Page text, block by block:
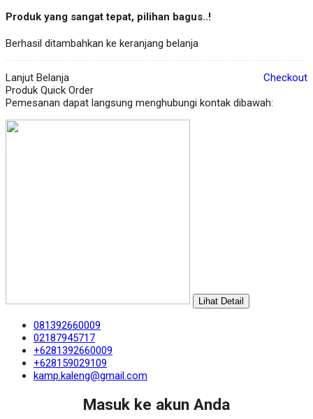
Produk yang sangat tepat, pilihan bagus..!
Berhasil ditambahkan ke keranjang belanja
Lanjut Belanja
Checkout
Produk Quick Order
Pemesanan dapat langsung menghubungi kontak dibawah:
Lihat Detail
081392660009
02187945717
+6281392660009
+628159029109
kamp.kaleng@gmail.com
Masuk ke akun Anda